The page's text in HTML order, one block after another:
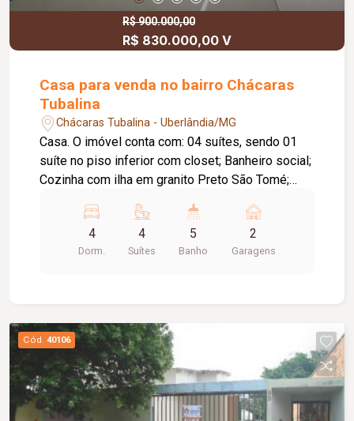
R$ 900.000,00
R$ 830.000,00 V
Casa para venda no bairro Chácaras
Tubalina
Chácaras Tubalina - Uberlândia/MG
Casa. O imóvel conta com: 04 suítes, sendo 01
suíte no piso inferior com closet; Banheiro social;
Cozinha com ilha em granito Preto São Tomé;
churrasqueira, pia e bancada; 02 vagas de
garagem; Diferenciais: Portão eletrônico;
Aquecedor solar; Piso em porcelanato;
4
Dorm.
4
Suítes
5
Banho
2
Garagens
Cód. 40106